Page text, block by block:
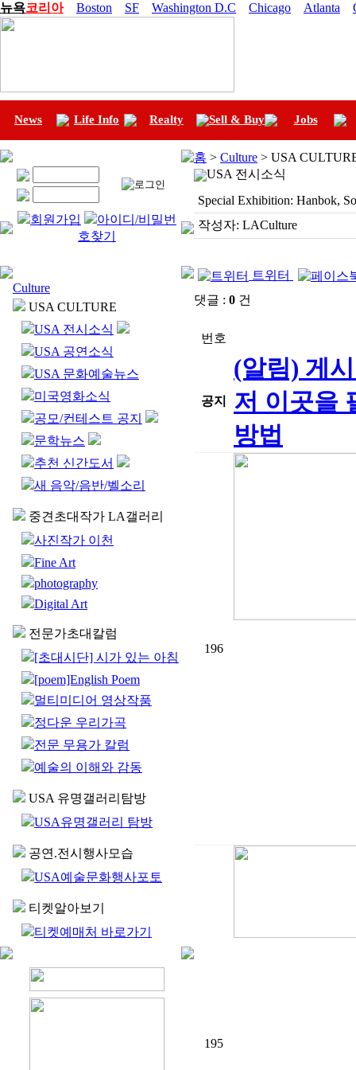
뉴욕코리아 Boston SF Washington D.C Chicago Atlanta
News Life Info Realty Sell & Buy Jobs
회원가입
아이디/비밀번
호찾기
Culture
USA CULTURE
USA 전시소식
USA 공연소식
USA 문화예술뉴스
미국영화소식
공모/컨테스트 공지
문학뉴스
추천 신간도서
새 음악/음반/벨소리
중견초대작가 LA갤러리
사진작가 이천
Fine Art
photography
Digital Art
전문가초대칼럼
[초대시단] 시가 있는 아침
[poem]English Poem
멀티미디어 영상작품
정다운 우리가곡
전문 무용가 칼럼
예술의 이해와 감동
USA 유명갤러리탐방
USA유명갤러리 탐방
공연.전시행사모습
USA예술문화행사포토
티켓알아보기
티켓예매처 바로가기
홈 > Culture > USA
USA 전시소식
Special Exhibition: Hanbok,
작성자: LACulture
트위터
댓글 : 0 건
번호
공지
(알림) 게
저 이곳을
방법
196
195